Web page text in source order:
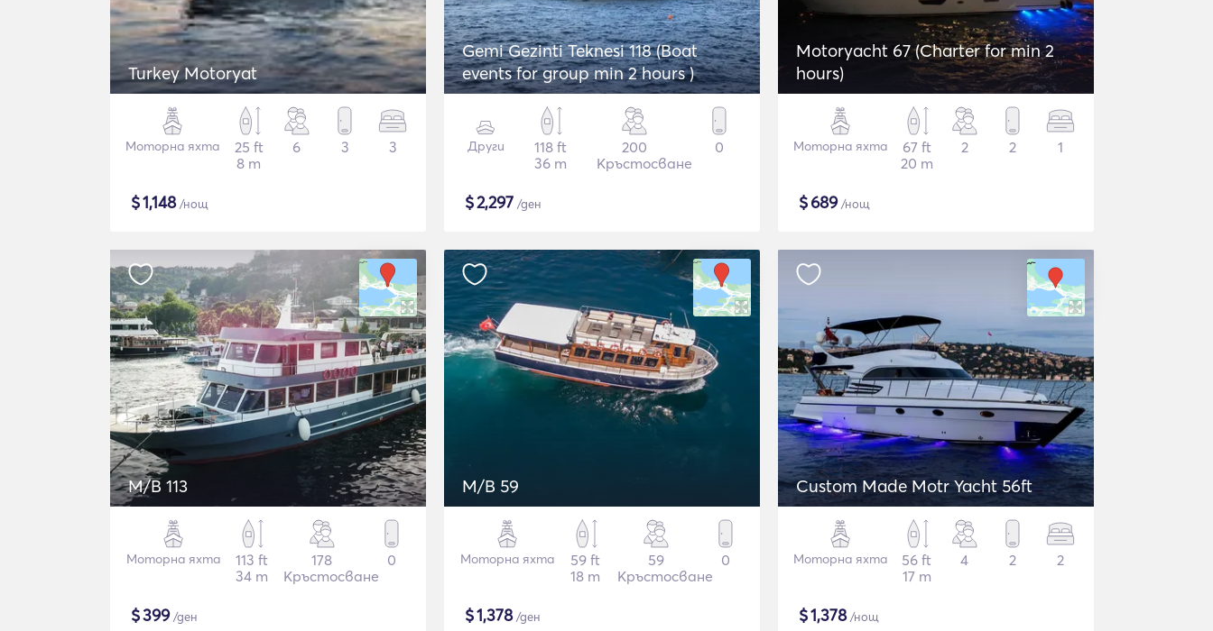
Turkey Motoryat
Моторна яхта
25 ft
8 m
6 3 3
$1,148/нощ
Gemi Gezinti Teknesi 118 (Boat
events for group min 2 hours )
Други
118 ft
36 m
200
Кръстосване
0
$2,297 /ден
Motoryacht 67 (Charter for min 2
hours)
Моторна яхта
67 ft
20 m
2 2 1
$689/нощ
M/B 113
Моторна яхта
113 ft
34 m
178
Кръстосване
0
$399/ден
M/B 59
Моторна яхта
59 ft
18 m
59
Кръстосване
0
$1,378/ден
Custom Made Motr Yacht 56ft
Моторна яхта
56 ft
17 m
4 2 2
$1,378/нощ